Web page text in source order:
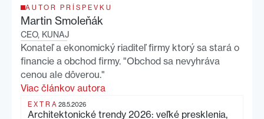
AUTOR PRÍSPEVKU
Martin Smoleňák
CEO, KUNAJ
Konateľ a ekonomický riaditeľ firmy ktorý sa stará o
financie a obchod firmy. "Obchod sa nevyhráva
cenou ale dôverou."
Viac článkov autora
EXTRA 28.5.2026
Architektonické trendy 2026: veľké presklenia,